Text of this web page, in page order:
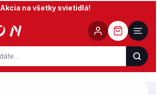
Akcia na všetky svietidlá!